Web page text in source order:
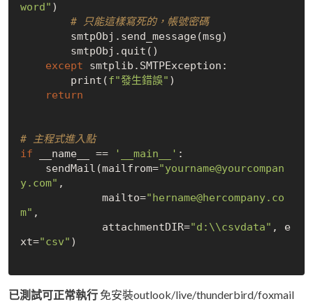
word" )
# 只能這樣寫死的，帳號密碼
except smtplib.SMTPException:
        print(
f"發生錯誤" )
return
# 主程式進入點
if __name__ == '__main__' :
    sendMail(mailfrom=
"yourname@yourcompan
y.com" ,
             mailto=
"hername@hercompany.co
m" ,
             attachmentDIR=
"d:\\csvdata" , e
xt="csv" )
已測試可正常執行 免安裝outlook/live/thunderbird/foxmail